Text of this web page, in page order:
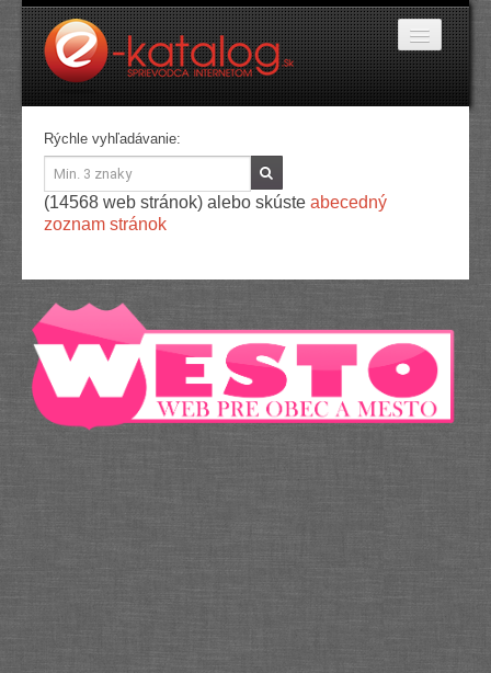
Domáce potreby
Doprava a cestovanie
Ekológia
Financie a trh
Kancelárske potreby
Kozmetika a kaderníctvo
Kultúra a umenie
Literatúra a tlač
Obchodná činnosť
Oblečenie a módne doplnky
Rýchle vyhľadávanie:
(14568 web stránok) alebo skúste abecedný
zoznam stránok